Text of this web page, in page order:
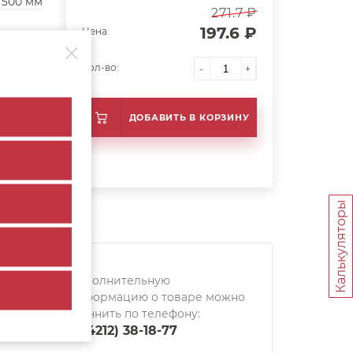
Цена:
271.7 ₽
197.6 ₽
Кол-во: - +
ДОБАВИТЬ В КОРЗИНУ
Дополнительную
информацию о товаре можно
уточнить по телефону:
8 (4212) 38-18-77
Калькуляторы